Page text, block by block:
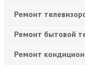
Ремонт
Ремонт бытовой
Ремонт